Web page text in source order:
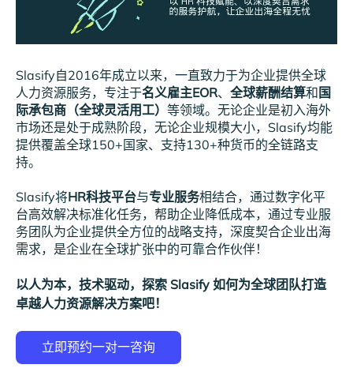
Slasify自2016年成立以来，一直致力于为企业提供全球
人力资源服务，专注于名义雇主EOR、 全球薪酬结算和国
际承包商（全球灵活用工） 等领域。无论企业是初入海外
市场还是处于成熟阶段，无论企业规模大小，Slasify均能
提供覆盖全球150+国家、支持130+种货币的全链路支
持。
Slasify将HR科技平台与专业服务相结合，通过数字化平
台高效解决标准化任务，帮助企业降低成本，通过专业服
务团队为企业提供全方位的战略支持，深度契合企业出海
需求，是企业在全球扩张中的可靠合作伙伴！
以人为本，技术驱动，探索 Slasify 如何为全球团队打造
卓越人力资源解决方案吧！